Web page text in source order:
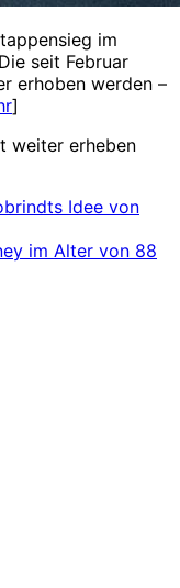
im
seit Februar
erhoben werden –
]
weiter erheben
Idee von
im Alter von 88